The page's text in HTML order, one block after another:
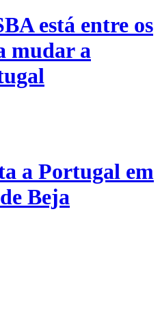
está entre os
mudar a
a Portugal em
Beja